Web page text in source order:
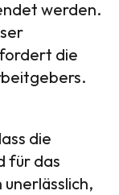
werden.
die
die
für das